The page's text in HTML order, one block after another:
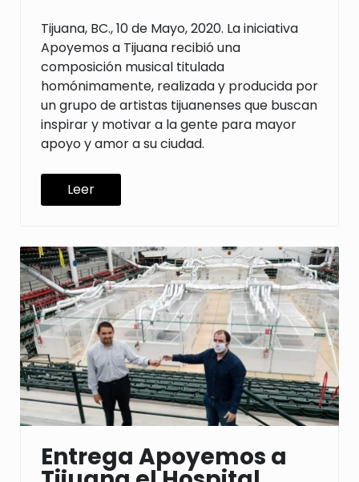
Tijuana, BC., 10 de Mayo, 2020. La iniciativa
Apoyemos a Tijuana recibió una
composición musical titulada
homónimamente, realizada y producida por
un grupo de artistas tijuanenses que buscan
inspirar y motivar a la gente para mayor
apoyo y amor a su ciudad.
Leer
Entrega Apoyemos a